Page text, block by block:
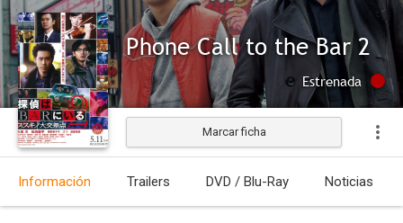
Phone Call to the Bar 2
Estrenada
Marcar ficha
Información Trailers DVD / Blu-Ray Noticias